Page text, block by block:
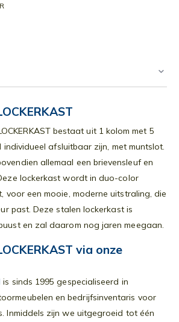
bestaat uit 1 kolom met 5
individueel afsluitbaar zijn, met muntslot.
allemaal een brievensleuf en
lockerkast wordt in duo-color
voor een mooie, moderne uitstraling, die
past. Deze stalen lockerkast is
en zal daarom nog jaren meegaan.
via onze
is sinds 1995 gespecialiseerd in
en bedrijfsinventaris voor
Inmiddels zijn we uitgegroeid tot één